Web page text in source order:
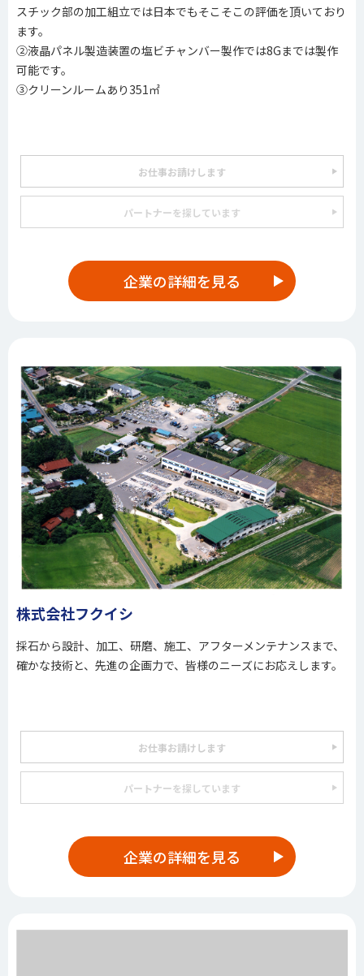
スチック部の加工組立では日本でもそこそこの評価を頂いており
ます。
②液晶パネル製造装置の塩ビチャンバー製作では8Gまでは製作
可能です。
③クリーンルームあり351㎡
お仕事お請けします
パートナーを探しています
企業の詳細を見る
株式会社フクイシ
採石から設計、加工、研磨、施工、アフターメンテナンスまで、
確かな技術と、先進の企画力で、皆様のニーズにお応えします。
お仕事お請けします
パートナーを探しています
企業の詳細を見る